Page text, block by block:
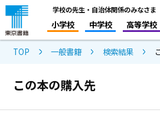
学校の先生・自治体関係のみなさま
小学校 中学校 高等学校
TOP 一般書籍 検索結果
この本の購入先